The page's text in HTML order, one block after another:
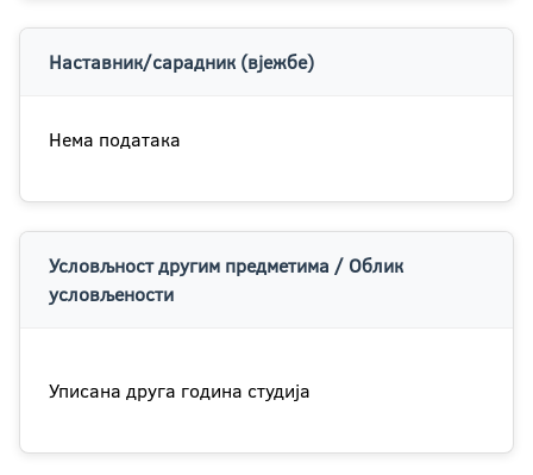
Наставник/сарадник (вјежбе)
Нема података
Условљност другим предметима / Облик
условљености
Уписана друга година студија